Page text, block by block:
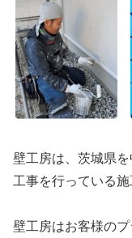
壁工房は、茨城県
工事を行っている施
壁工房はお客様の